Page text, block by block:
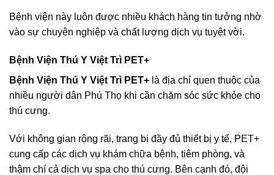
Bệnh viện này luôn được nhiều khách hàng tin tưởng nhờ
vào sự chuyên nghiệp và chất lượng dịch vụ tuyệt vời.
Bệnh Viện Thú Y Việt Trì PET+
Bệnh Viện Thú Y Việt Trì PET+ là địa chỉ quen thuộc của
nhiều người dân Phú Thọ khi cần chăm sóc sức khỏe cho
thú cưng.
Với không gian rộng rãi, trang bị đầy đủ thiết bị y tế, PET+
cung cấp các dịch vụ khám chữa bệnh, tiêm phòng, và
thậm chí cả dịch vụ spa cho thú cưng. Bên cạnh đó, đội